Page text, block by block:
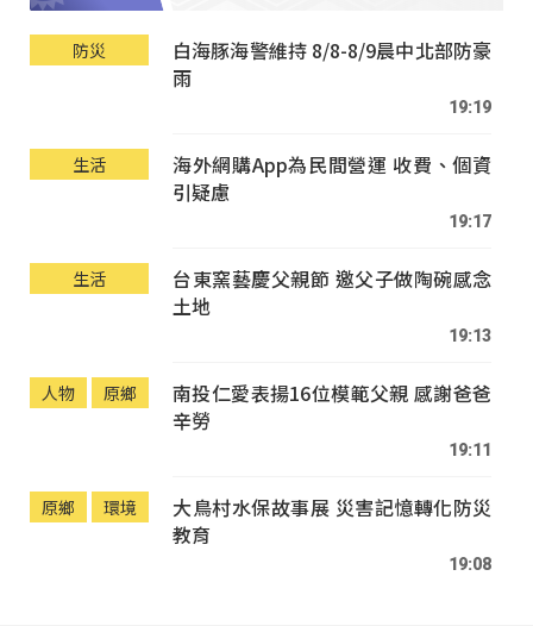
防災
白海豚海警維持 8/8-8/9晨中北部防豪
雨
19:19
生活
海外網購App為民間營運 收費、個資
引疑慮
19:17
生活
台東窯藝慶父親節 邀父子做陶碗感念
土地
19:13
人物 原鄉
南投仁愛表揚16位模範父親 感謝爸爸
辛勞
19:11
原鄉 環境
大鳥村水保故事展 災害記憶轉化防災
教育
19:08